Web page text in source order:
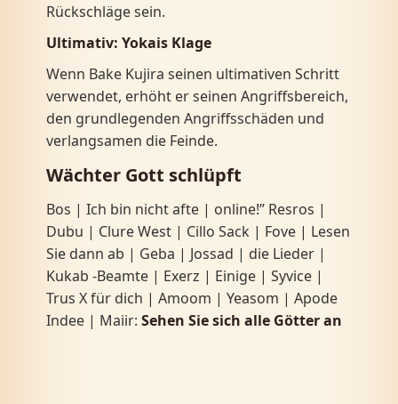
Rückschläge sein.
Ultimativ: Yokais Klage
Wenn Bake Kujira seinen ultimativen Schritt
verwendet, erhöht er seinen Angriffsbereich,
den grundlegenden Angriffsschäden und
verlangsamen die Feinde.
Wächter Gott schlüpft
Bos | Ich bin nicht afte | online!” Resros |
Dubu | Clure West | Cillo Sack | Fove | Lesen
Sie dann ab | Geba | Jossad | die Lieder |
Kukab -Beamte | Exerz | Einige | Syvice |
Trus X für dich | Amoom | Yeasom | Apode
Indee | Maiir: Sehen Sie sich alle Götter an